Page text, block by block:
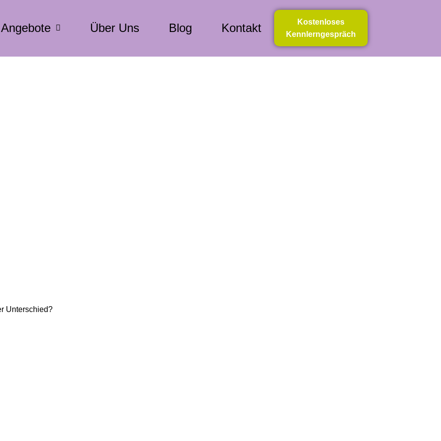
Angebote Über Uns Blog Kontakt
Kostenloses
Kennlerngespräch
zieht mein Hund an der Leine?
Unterschied?